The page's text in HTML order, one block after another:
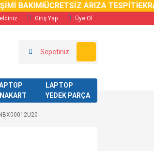
BAKIMIÜCRETSİZ ARIZA TESPİTİ
Giriş Yap Üye Ol
Sepetiniz
LAPTOP
YEDEK PARÇA